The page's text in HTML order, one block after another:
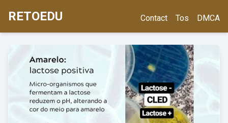
RETOEDU Contact Tos DMCA